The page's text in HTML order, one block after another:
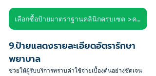
เลือกซื้อป้ายมาตราฐานคลินิกครบเซต >คลิก<
9.ป้ายแสดงรายละเอียดอัตรารักษา
พยาบาล
ช่วยให้ผู้รับบริการทราบค่าใช้จ่ายเบื้องต้นอย่างชัดเจน